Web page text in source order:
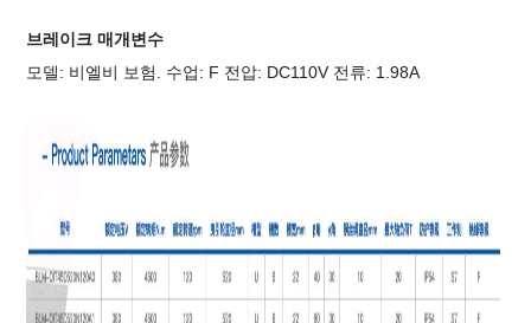
브레이크 매개변수
모델: 비엘비 보험. 수업: F 전압: DC110V 전류: 1.98A